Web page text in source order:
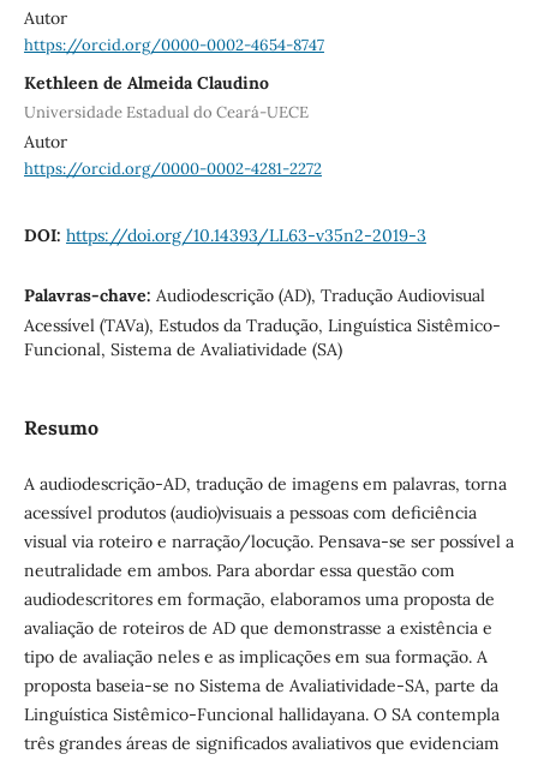
Autor
https://orcid.org/0000-0002-4654-8747
Kethleen de Almeida Claudino
Universidade Estadual do Ceará-UECE
Autor
https://orcid.org/0000-0002-4281-2272
DOI: https://doi.org/10.14393/LL63-v35n2-2019-3
Palavras-chave: Audiodescrição (AD), Tradução Audiovisual
Acessível (TAVa), Estudos da Tradução, Linguística Sistêmico-
Funcional, Sistema de Avaliatividade (SA)
Resumo
A audiodescrição-AD, tradução de imagens em palavras, torna
acessível produtos (audio)visuais a pessoas com deficiência
visual via roteiro e narração/locução. Pensava-se ser possível a
neutralidade em ambos. Para abordar essa questão com
audiodescritores em formação, elaboramos uma proposta de
avaliação de roteiros de AD que demonstrasse a existência e
tipo de avaliação neles e as implicações em sua formação. A
proposta baseia-se no Sistema de Avaliatividade-SA, parte da
Linguística Sistêmico-Funcional hallidayana. O SA contempla
três grandes áreas de significados avaliativos que evidenciam